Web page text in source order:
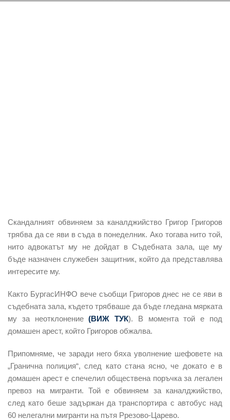
Скандалният обвиняем за каналджийство Григор Григоров
трябва да се яви в съда в понеделник. Ако тогава нито той,
нито адвокатът му не дойдат в Съдебната зала, ще му
бъде назначен служебен защитник, който да представлява
интересите му.
Както БургасИНФО вече съобщи Григоров днес не се яви в
съдебната зала, където трябваше да бъде гледана мярката
му за неотклонение(ВИЖ ТУК). В момента той е под
домашен арест, който Григоров обжалва.
Припомняме, че заради него бяха уволнение шефовете на
„Гранична полиция“, след като стана ясно, че докато е в
домашен арест е спечелил обществена поръчка за легален
превоз на мигранти. Той е обвиняем за каналджийство,
след като беше задържан да транспортира с автобус над
60 нелегални мигранти на пътя Ррезово-Царево.